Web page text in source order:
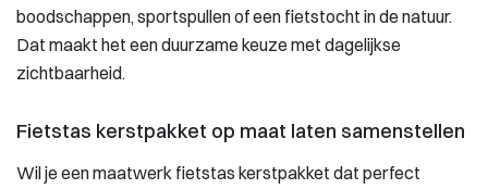
boodschappen, sportspullen of een fietstocht in de natuur.
Dat maakt het een duurzame keuze met dagelijkse
zichtbaarheid.
Fietstas kerstpakket op maat laten samenstellen
Wil je een maatwerk fietstas kerstpakket dat perfect